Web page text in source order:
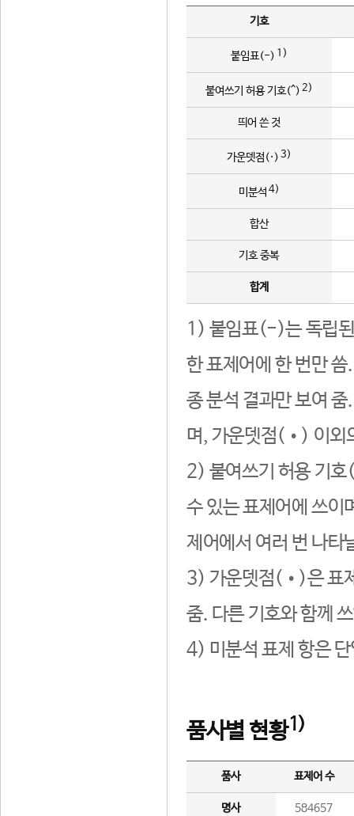
기호
붙임표(-) 1)
붙여쓰기 허용 기호(^) 2)
띄어 쓴 것
가운뎃점(·) 3)
미분석 4)
합산
기호 중복
합계
1) 붙임표(-)는 독립된
한 표제어에 한 번만
종 분석 결과만 보여
며, 가운뎃점(•) 이외
2) 붙여쓰기 허용 기호
수 있는 표제어에 쓰이
제어에서 여러 번 나타
3) 가운뎃점(•)은 표
줌. 다른 기호와 함께
4) 미분석 표제 항은
품사별 현황1)
품사 표제어 수
명사 584657